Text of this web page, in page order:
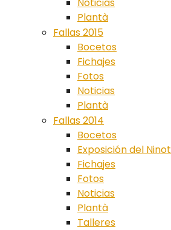
Plantà
Fallas 2015
Bocetos
Fichajes
Fotos
Noticias
Plantà
Fallas 2014
Bocetos
Exposición del Ninot
Fichajes
Fotos
Noticias
Plantà
Talleres